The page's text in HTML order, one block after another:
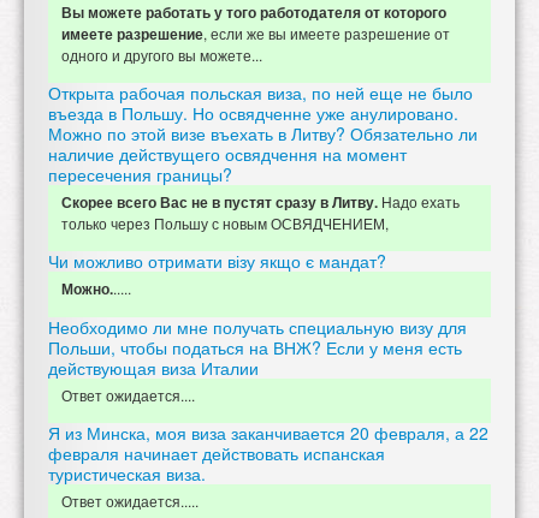
Вы можете работать у того работодателя от которого
имеете разрешение, если же вы имеете разрешение от
одного и другого вы можете...
Открыта рабочая польская виза, по ней еще не было
въезда в Польшу. Но освядченне уже анулировано.
Можно по этой визе въехать в Литву? Обязательно ли
наличие действущего освядчення на момент
пересечения границы?
Скорее всего Вас не в пустят сразу в Литву. Надо ехать
только через Польшу с новым ОСВЯДЧЕНИЕМ,
Чи можливо отримати візу якщо є мандат?
Можно......
Необходимо ли мне получать специальную визу для
Польши, чтобы податься на ВНЖ? Если у меня есть
действующая виза Италии
Ответ ожидается....
Я из Минска, моя виза заканчивается 20 февраля, а 22
февраля начинает действовать испанская
туристическая виза.
Ответ ожидается.....